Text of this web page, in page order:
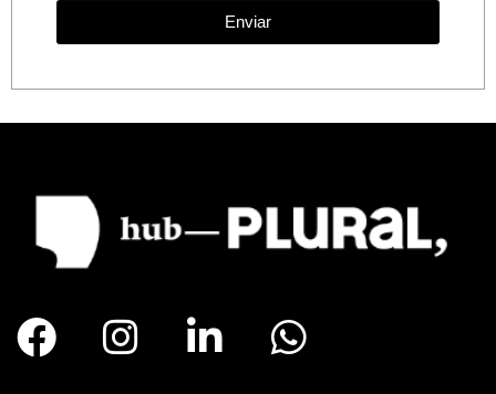
Enviar